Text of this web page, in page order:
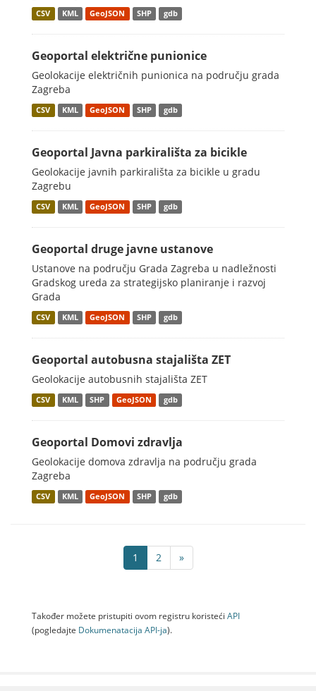
CSV KML GeoJSON SHP gdb
Geoportal električne punionice
Geolokacije električnih punionica na području grada
Zagreba
CSV KML GeoJSON SHP gdb
Geoportal Javna parkirališta za bicikle
Geolokacije javnih parkirališta za bicikle u gradu
Zagrebu
CSV KML GeoJSON SHP gdb
Geoportal druge javne ustanove
Ustanove na području Grada Zagreba u nadležnosti
Gradskog ureda za strategijsko planiranje i razvoj
Grada
CSV KML GeoJSON SHP gdb
Geoportal autobusna stajališta ZET
Geolokacije autobusnih stajališta ZET
CSV KML SHP GeoJSON gdb
Geoportal Domovi zdravlja
Geolokacije domova zdravlja na području grada
Zagreba
CSV KML GeoJSON SHP gdb
1 2 »
Također možete pristupiti ovom registru koristeći API
(pogledajte Dokumenаtаcijа API-jа).